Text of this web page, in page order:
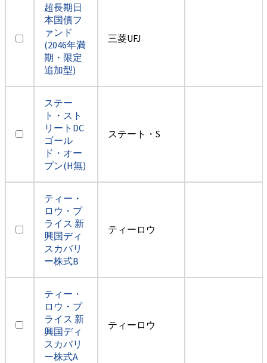
超長期日
本国債フ
ァンド
(2046年満
期・限定
追加型)
三菱UFJ
ステー
ト・スト
リートDC
ゴール
ド・オー
プン(H無)
ステート・S
ティー・
ロウ・プ
ライス 新
興国ディ
スカバリ
ー株式B
ティーロウ
ティー・
ロウ・プ
ライス 新
興国ディ
スカバリ
ー株式A
ティーロウ